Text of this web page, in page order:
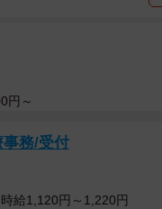
円～
事務/受付
給1,120円～1,220円